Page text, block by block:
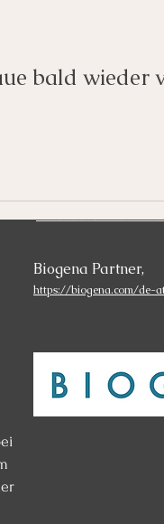
bald wieder
Biogena Partner,
https://biogena.com/de-